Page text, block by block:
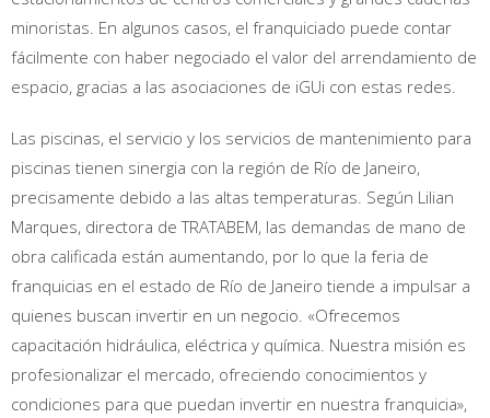
minoristas. En algunos casos, el franquiciado puede contar
fácilmente con haber negociado el valor del arrendamiento de
espacio, gracias a las asociaciones de iGUi con estas redes.
Las piscinas, el servicio y los servicios de mantenimiento para
piscinas tienen sinergia con la región de Río de Janeiro,
precisamente debido a las altas temperaturas. Según Lilian
Marques, directora de TRATABEM, las demandas de mano de
obra calificada están aumentando, por lo que la feria de
franquicias en el estado de Río de Janeiro tiende a impulsar a
quienes buscan invertir en un negocio. «Ofrecemos
capacitación hidráulica, eléctrica y química. Nuestra misión es
profesionalizar el mercado, ofreciendo conocimientos y
condiciones para que puedan invertir en nuestra franquicia»,